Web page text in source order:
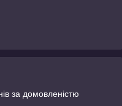
за домовленістю